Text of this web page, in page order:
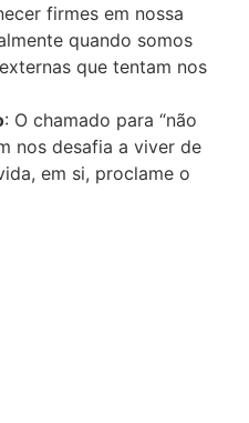
firmes em nossa
quando somos
que tentam nos
: O chamado para “não
nos desafia a viver de
em si, proclame o